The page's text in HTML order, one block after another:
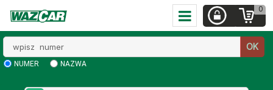
0
numer
OK
NUMER NAZWA